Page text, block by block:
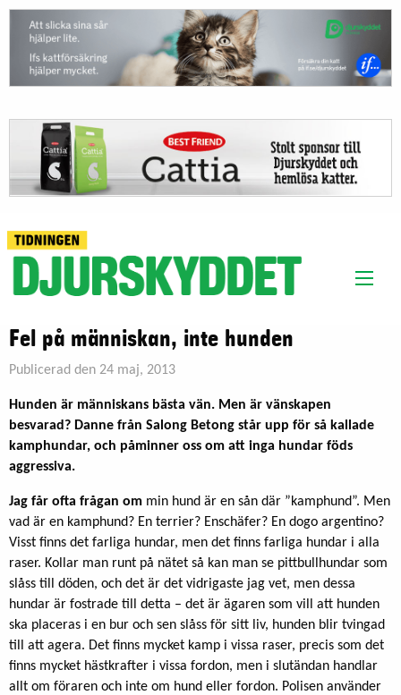
Fel på människan, inte hunden
Publicerad den 24 maj, 2013
Hunden är människans bästa vän. Men är vänskapen
besvarad? Danne från Salong Betong står upp för så kallade
kamphundar, och påminner oss om att inga hundar föds
aggressiva.
Jag får ofta frågan om min hund är en sån där ”kamphund”. Men
vad är en kamphund? En terrier? Enschäfer? En dogo argentino?
Visst finns det farliga hundar, men det finns farliga hundar i alla
raser. Kollar man runt på nätet så kan man se pittbullhundar som
slåss till döden, och det är det vidrigaste jag vet, men dessa
hundar är fostrade till detta – det är ägaren som vill att hunden
ska placeras i en bur och sen slåss för sitt liv, hunden blir tvingad
till att agera. Det finns mycket kamp i vissa raser, precis som det
finns mycket hästkrafter i vissa fordon, men i slutändan handlar
allt om föraren och inte om hund eller fordon. Polisen använder